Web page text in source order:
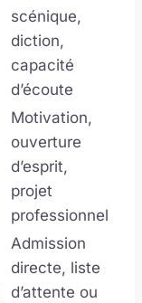
scénique,
diction,
capacité
d’écoute
Motivation,
ouverture
d’esprit,
projet
professionnel
Admission
directe, liste
d’attente ou